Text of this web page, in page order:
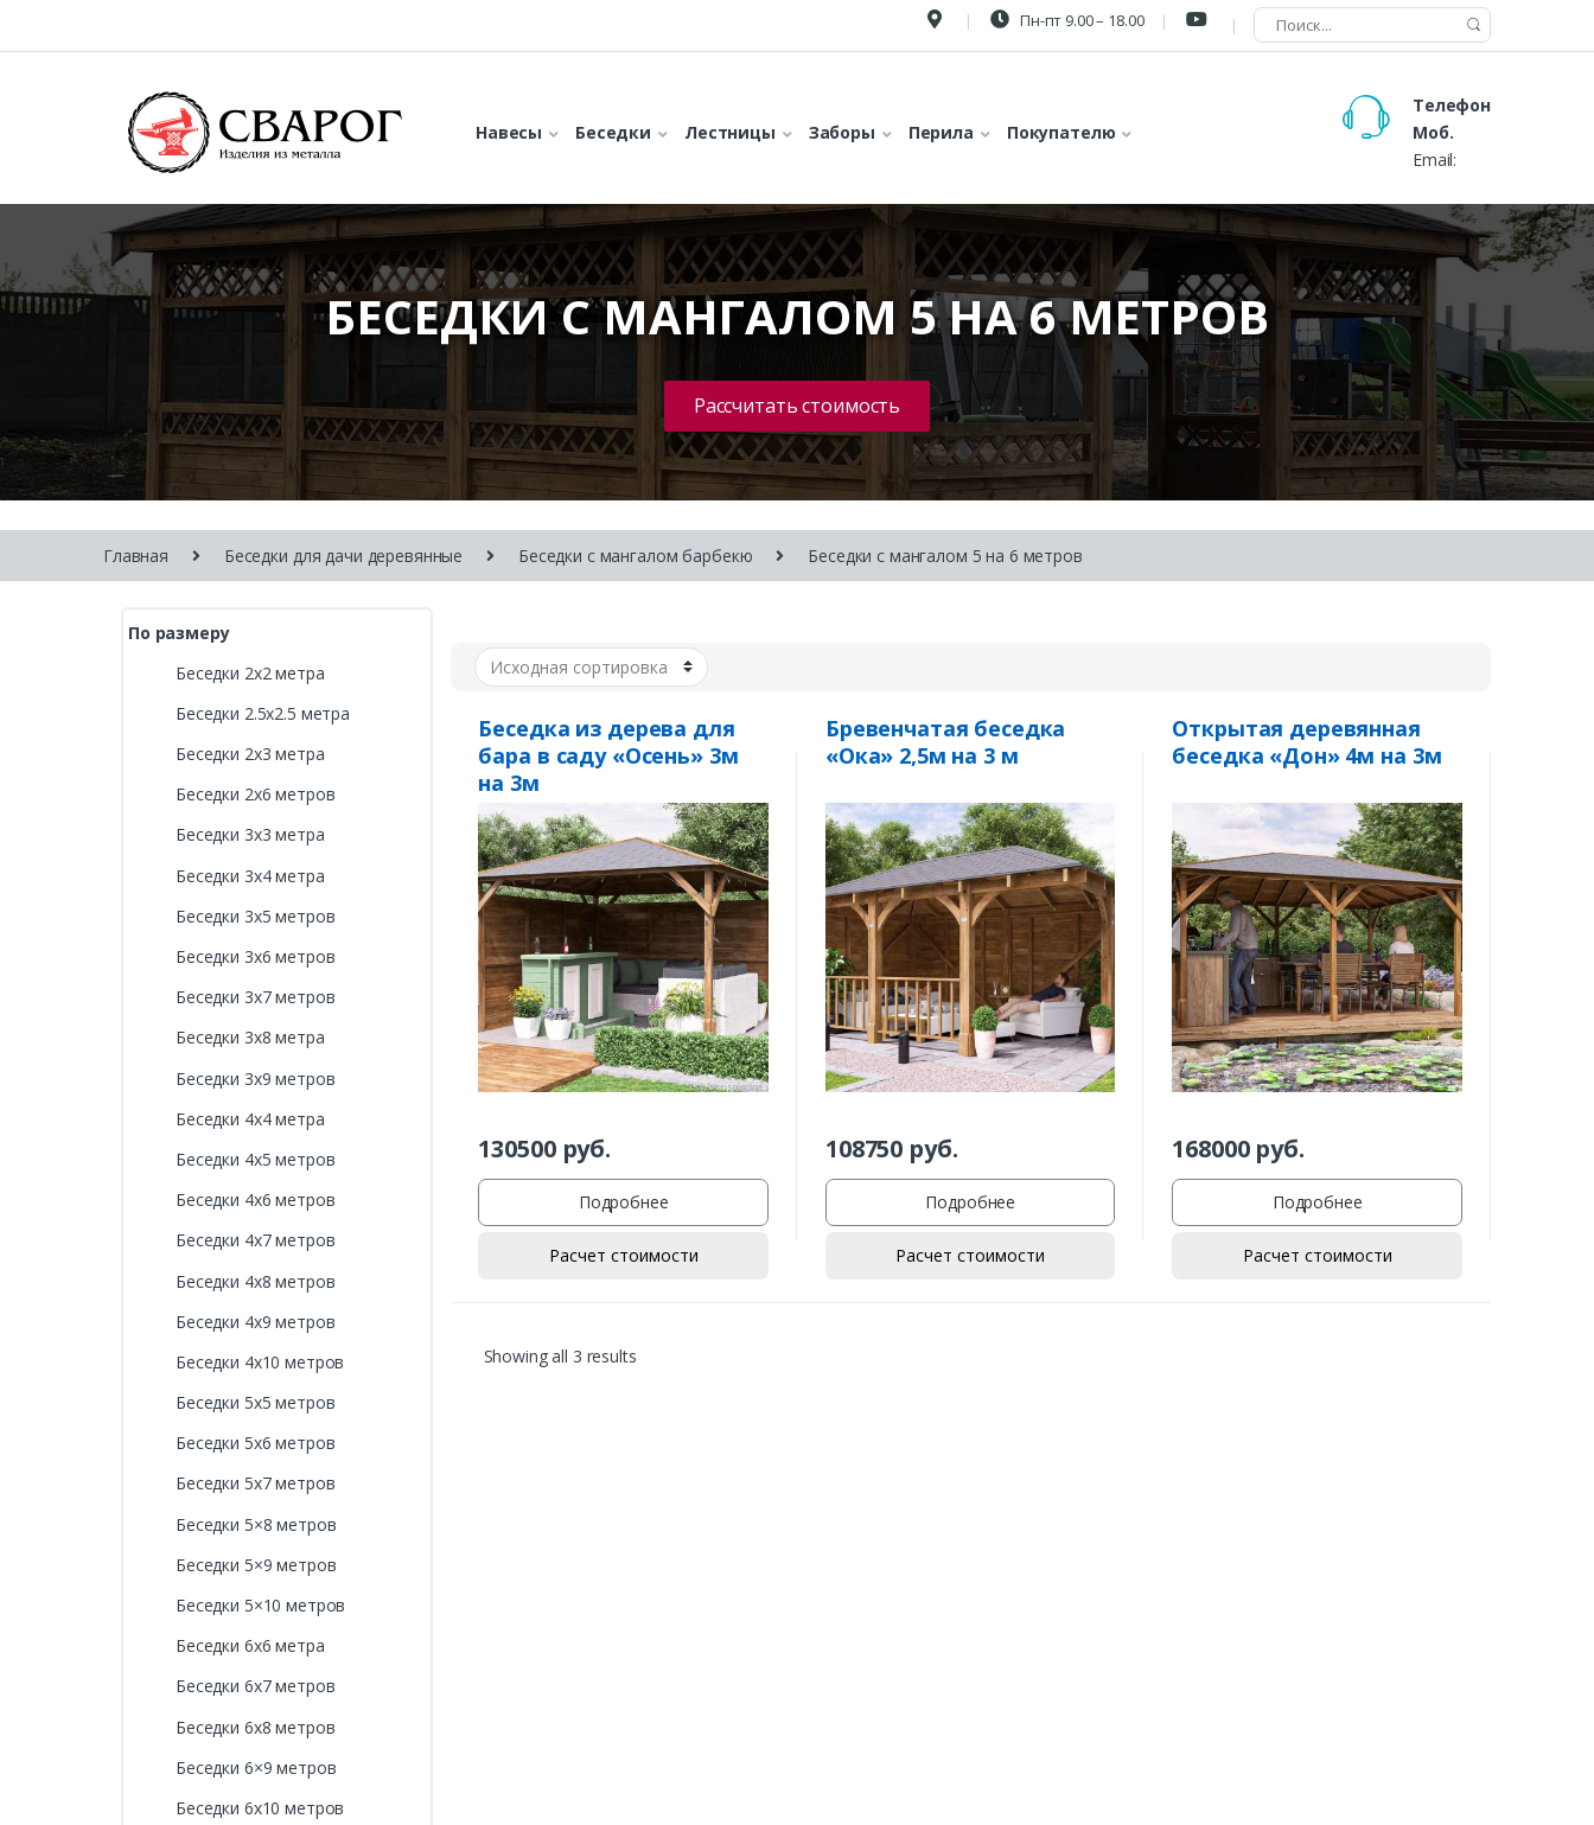
Пн-пт 9.00 – 18.00
Навесы Беседки Лестницы Заборы Перила Покупателю
Телефон
Моб.
Email:
БЕСЕДКИ С МАНГАЛОМ 5 НА 6 МЕТРОВ
Рассчитать стоимость
Главная Беседки для дачи деревянные Беседки с мангалом барбекю Беседки с мангалом 5 на 6 метров
Беседка из дерева для
бара в саду «Осень» 3м
на 3м
130500руб.
Подробнее
Расчет стоимости
Бревенчатая беседка
«Ока» 2,5м на 3 м
108750 руб.
Подробнее
Расчет стоимости
Открытая деревянная
беседка «Дон» 4м на 3м
168000руб.
Подробнее
Расчет стоимости
Showing all 3 results
По размеру
Беседки 2х2 метра
Беседки 2.5х2.5 метра
Беседки 2х3 метра
Беседки 2х6 метров
Беседки 3х3 метра
Беседки 3х4 метра
Беседки 3х5 метров
Беседки 3х6 метров
Беседки 3х7 метров
Беседки 3х8 метра
Беседки 3х9 метров
Беседки 4х4 метра
Беседки 4х5 метров
Беседки 4х6 метров
Беседки 4х7 метров
Беседки 4х8 метров
Беседки 4х9 метров
Беседки 4х10 метров
Беседки 5х5 метров
Беседки 5х6 метров
Беседки 5х7 метров
Беседки 5×8 метров
Беседки 5×9 метров
Беседки 5×10 метров
Беседки 6х6 метра
Беседки 6х7 метров
Беседки 6х8 метров
Беседки 6×9 метров
Беседки 6х10 метров